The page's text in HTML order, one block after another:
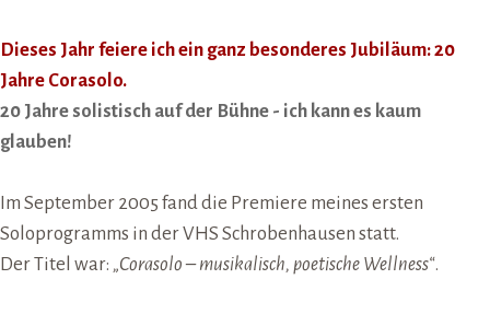
Dieses Jahr feiere ich ein ganz besonderes Jubiläum: 20
Jahre Corasolo.
20 Jahre solistisch auf der Bühne - ich kann es kaum
glauben!
Im September 2005 fand die Premiere meines ersten
Soloprogramms in der VHS Schrobenhausen statt.
Der Titel war: „Corasolo – musikalisch, poetische Wellness“.